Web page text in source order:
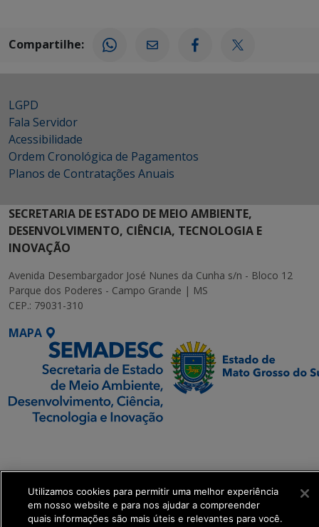
Compartilhe:
LGPD
Fala Servidor
Acessibilidade
Ordem Cronológica de Pagamentos
Planos de Contratações Anuais
SECRETARIA DE ESTADO DE MEIO AMBIENTE,
DESENVOLVIMENTO, CIÊNCIA, TECNOLOGIA E
INOVAÇÃO
Avenida Desembargador José Nunes da Cunha s/n - Bloco 12
Parque dos Poderes - Campo Grande | MS
CEP.: 79031-310
MAPA
Transformação Digital
get_footer();
Utilizamos cookies para permitir uma melhor experiência
em nosso website e para nos ajudar a compreender
quais informações são mais úteis e relevantes para você.